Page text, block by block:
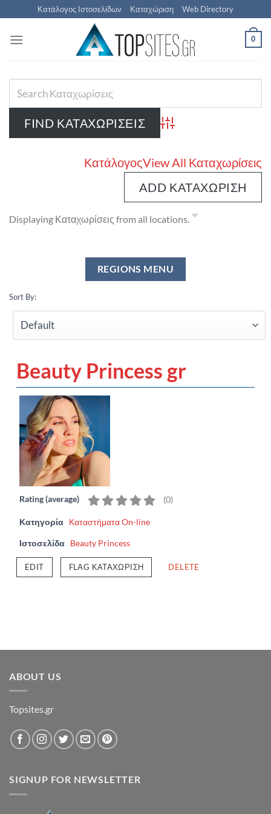
Μετάβαση
στο
περιεχόμενο
Κατάλογος Ιστοσελίδων Καταχώριση Web Directory
0
Advanced Search
ΚατάλογοςView All Καταχωρίσεις
ADD ΚΑΤΑΧΏΡΙΣΗ
Displaying Καταχωρίσεις from all locations.
Sort By:
Beauty Princess gr
Rating (average) (0)
Κατηγορία Καταστήματα On-line
Ιστοσελίδα Beauty Princess
EDIT FLAG ΚΑΤΑΧΏΡΙΣΗ DELETE
ABOUT US
Topsites.gr
SIGNUP FOR NEWSLETTER